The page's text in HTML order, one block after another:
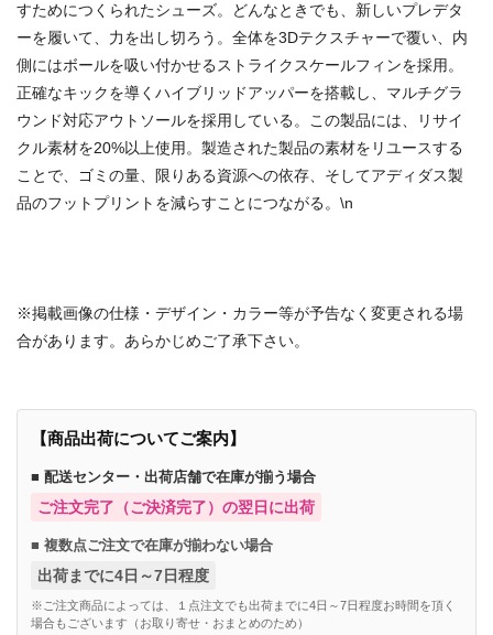
すためにつくられたシューズ。どんなときでも、新しいプレデタ
ーを履いて、力を出し切ろう。全体を3Dテクスチャーで覆い、内
側にはボールを吸い付かせるストライクスケールフィンを採用。
正確なキックを導くハイブリッドアッパーを搭載し、マルチグラ
ウンド対応アウトソールを採用している。この製品には、リサイ
クル素材を20%以上使用。製造された製品の素材をリユースする
ことで、ゴミの量、限りある資源への依存、そしてアディダス製
品のフットプリントを減らすことにつながる。\n
※掲載画像の仕様・デザイン・カラー等が予告なく変更される場
合があります。あらかじめご了承下さい。
【商品出荷についてご案内】
■ 配送センター・出荷店舗で在庫が揃う場合
ご注文完了（ご決済完了）の翌日に出荷
■ 複数点ご注文で在庫が揃わない場合
出荷までに4日～7日程度
※ご注文商品によっては、１点注文でも出荷までに4日～7日程度お時間を頂く
場合もございます（お取り寄せ・おまとめのため）